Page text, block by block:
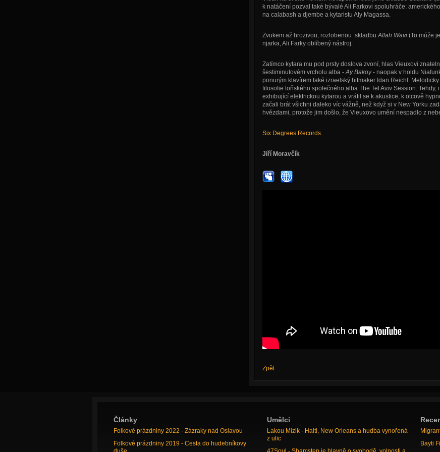
k natáčení pozval také bývalé Ali Farkovi spoluhráče:
na calabash a djembe a kytaristu Aly Magassa.
Zvukem až hrozivou, rozlobenou skladbuAllah Wavi(To může
njarka, Ali Farky oblíbený nástroj.
Zatímco kytara mu pod prsty doslova zvoní, hlas Vieuxovi
šestiminutovém vrcholu alba -Ay Bakoy- naopak v holdu
ponurým klavírem také izraelský hitmaker Idan Reichl.
filosofie loňského společného alba The Tel Aviv Session.
exhibující elektrickou kytarou a vrátil se k akustice, k otcově
začali brát všichni daleko víc vážně, než když si v New Yorku
hvězdami, protože jim došlo, že Vieuxovo umění nespadlo z
Six Degrees Records
Jiří Moravčík
Zpět
Články
Folkové prázdniny 2022 - Zázraky nad Oslavou
Folkové prázdniny 2019 - Cesta do hudebníkovy
Umělci
Lakou Mizik - Haiti, New Orleans a hudba vynořená
z ulic
Bayti